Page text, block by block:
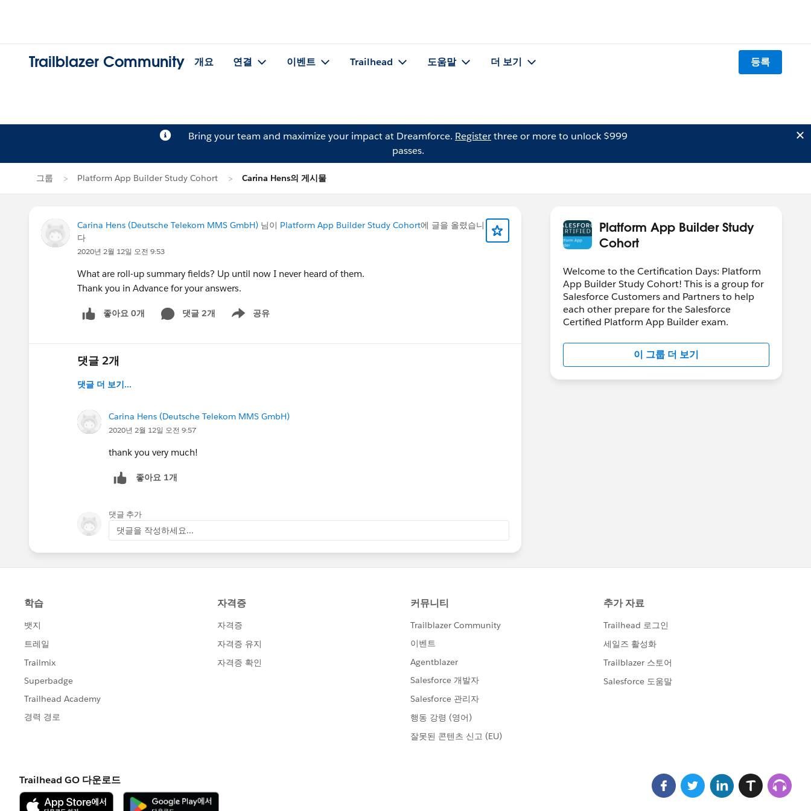
Trailblazer Community 개요 연결 이벤트 Trailhead 도움말 더 보기 등록
Bring your team and maximize your impact at Dreamforce. Registerthree or more to unlock $999
passes.
그룹 Platform App Builder Study Cohort Carina Hens의 게시물
Carina Hens (Deutsche Telekom MMS GmbH) 님이 Platform App Builder Study Cohort에 글을 올렸습니
다
2020년 2월 12일 오전 9:53
What are roll-up summary fields? Up until now I never heard of them.
Thank you in Advance for your answers.
좋아요 0개 댓글 2개 공유
Show menu
댓글 2개
댓글 더 보기...
Carina Hens (Deutsche Telekom MMS GmbH)
2020년 2월 12일 오전 9:57
thank you very much!
좋아요 1개
댓글 추가
댓글을 작성하세요...
Platform App Builder Study
Cohort
Welcome to the Certification Days: Platform
App Builder Study Cohort! This is a group for
Salesforce Customers and Partners to help
each other prepare for the Salesforce
Certified Platform App Builder exam.
이 그룹 더 보기